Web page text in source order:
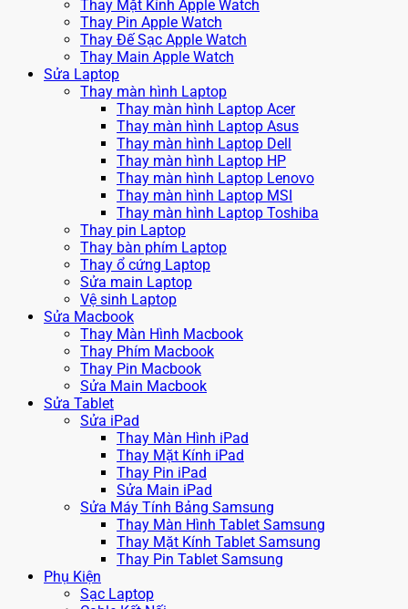
Thay Mặt Kính Apple Watch
Thay Pin Apple Watch
Thay Đế Sạc Apple Watch
Thay Main Apple Watch
Sửa Laptop
Thay màn hình Laptop
Thay màn hình Laptop Acer
Thay màn hình Laptop Asus
Thay màn hình Laptop Dell
Thay màn hình Laptop HP
Thay màn hình Laptop Lenovo
Thay màn hình Laptop MSI
Thay màn hình Laptop Toshiba
Thay pin Laptop
Thay bàn phím Laptop
Thay ổ cứng Laptop
Sửa main Laptop
Vệ sinh Laptop
Sửa Macbook
Thay Màn Hình Macbook
Thay Phím Macbook
Thay Pin Macbook
Sửa Main Macbook
Sửa Tablet
Sửa iPad
Thay Màn Hình iPad
Thay Mặt Kính iPad
Thay Pin iPad
Sửa Main iPad
Sửa Máy Tính Bảng Samsung
Thay Màn Hình Tablet Samsung
Thay Mặt Kính Tablet Samsung
Thay Pin Tablet Samsung
Phụ Kiện
Sạc Laptop